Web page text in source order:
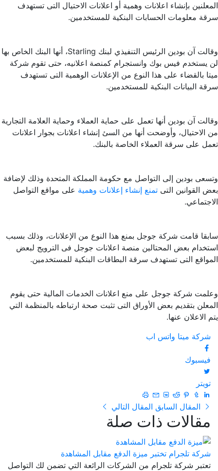
المعلنين بإنشاء اعلانات وهمية أو اعلانات الاحتيال التى تستهدف
سرقة معلومات الحسابات البنكية للمستخدمين.
وقالت آن بودين الرئيس التنفيذي لبنك Starling، أنها البنك الخاص بها
لن يستخدم فيس بوك وانستجرام كمنصة اعلانيه، حتى تقوم شركة
ميتا بالقضاء على هذا النوع من الإعلانات الوهمية التى تستهدف
سرقة البيانات البنكية للمستخدمين.
وقالت آن بودين أنها تعمل على حماية العملاء وحماية العلامة التجارية
من الاحتيال، وأوضحت أنها من السئ إنشاء اعلانات بجوار اعلانات
تعمل على سرقة العملاء الخاصة بالبنك.
وتسعى بودين إلى التواصل مع حكومة المملكة المتحدة وذلك لإضافة
بعض القوانين التى تمنع إنشاء إعلانات وهمية على مواقع التواصل
الاجتماعي.
سابقا قامت شركة جوجل بمنع هذا النوع من الإعلانات، وذلك بسبب
استخدام بعض المحتالين منصة اعلانات جوجل فى الترويج لبعض
المواقع التى تستهدف سرقة البطاقات البنكية للمستخدمين.
وعلمت شركة جوجل على منع اعلانات الخدمات المالية حتى يقوم
المعلن بتقديم بعض الأوراق التى تثبت صحة ارتباطه بالمنظمة التي
يتم الاعلان عنها.
شركة ميتا واتس اب
فيسبوك
تويتر
المقال السابق المقال التالي
مقالات ذات صلة
شركة تلجرام تختبر ميزة الدفع مقابل المشاهدة
تعتبر شركة تلجرام من الشركات الرائعة التي تضمن لك التواصل